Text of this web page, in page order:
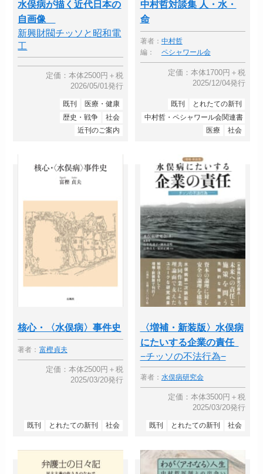
水俣病が描く近代日本の
自画像
新興財閥チッソと昭和電
工
定価：本体2500円＋税
2026/05/01発行
既刊
医療・健康
歴史・戦争
社会
近刊のご案内
中村哲対談集 人・水・
命
著者： 中村哲
編：
ペシャワール会
定価：本体1700円＋税
2025/12/04発行
既刊
とれたての新刊
中村哲・ペシャワール会関連書
医療
社会
核心・〈水俣病〉事件史
著者： 富樫貞夫
定価：本体2500円＋税
2025/03/20発行
既刊 とれたての新刊 社会
〈増補・新装版〉水俣病
にたいする企業の責任
−チッソの不法行為−
著者： 水俣病研究会
定価：本体3500円＋税
2025/03/20発行
既刊 とれたての新刊 社会